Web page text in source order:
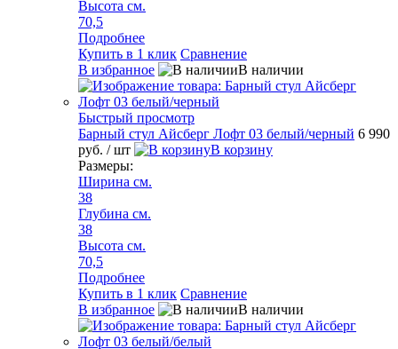
Высота см.
70,5
Подробнее
Купить в 1 клик Сравнение
В избранное
В наличии
Быстрый просмотр
Барный стул Айсберг Лофт 03 белый/черный 6 990
руб. / шт
В корзину
Размеры:
Ширина см.
38
Глубина см.
38
Высота см.
70,5
Подробнее
Купить в 1 клик Сравнение
В избранное
В наличии